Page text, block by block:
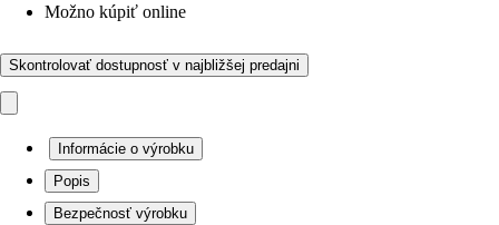
Možno kúpiť online
Skontrolovať dostupnosť v najbližšej predajni
Informácie o výrobku
Popis
Bezpečnosť výrobku